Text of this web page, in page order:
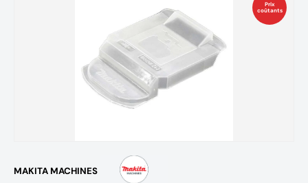
Prix
coûtants
MAKITA MACHINES